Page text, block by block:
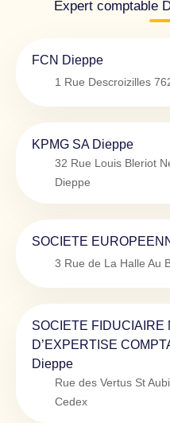
Expert comptable
FCN Dieppe
1 Rue Descroizilles
KPMG SA Dieppe
32 Rue Louis Bleriot
Dieppe
SOCIETE
3 Rue de La Halle Au
SOCIETE FIDUCIAIRE
D’EXPERTISE
Dieppe
Rue des Vertus St
Cedex